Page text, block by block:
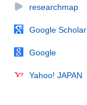
researchmap
Google Scholar
Google
Yahoo! JAPAN